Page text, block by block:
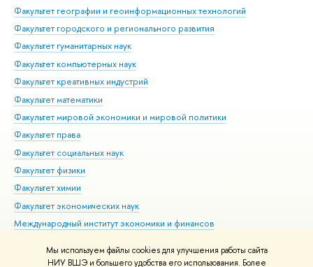
Мы используем файлы cookies для улучшения работы сайта
НИУ ВШЭ и большего удобства его использования. Более
Факультет географии и геоинформационных технологий
Факультет городского и регионального развития
Факультет гуманитарных наук
Факультет компьютерных наук
Факультет креативных индустрий
Факультет математики
Факультет мировой экономики и мировой политики
Факультет права
Факультет социальных наук
Факультет физики
Факультет химии
Факультет экономических наук
Международный институт экономики и финансов
Тихонова